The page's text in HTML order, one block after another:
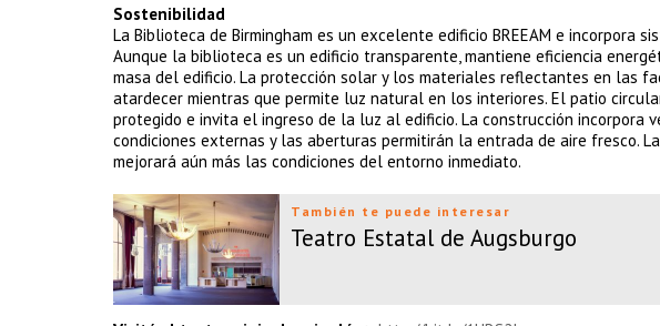
Sostenibilidad
La Biblioteca de Birmingham es un excelente edificio BREEAM e incorpora
Aunque la biblioteca es un edificio transparente, mantiene eficiencia
masa del edificio. La protección solar y los materiales reflectantes en las
atardecer mientras que permite luz natural en los interiores. El patio
protegido e invita el ingreso de la luz al edificio. La construcción incorpora
condiciones externas y las aberturas permitirán la entrada de aire fresco.
mejorará aún más las condiciones del entorno inmediato.
También te puede interesar
Teatro Estatal de Augsburgo